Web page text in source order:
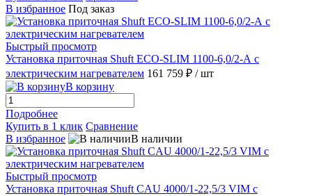
В избранное Под заказ
Быстрый просмотр
Установка приточная Shuft ECO-SLIM 1100-6,0/2-А с
электрическим нагревателем 161 759 ₽ / шт
В корзину
Подробнее
Купить в 1 клик Сравнение
В избранное
В наличии
Быстрый просмотр
Установка приточная Shuft CAU 4000/1-22,5/3 VIM с